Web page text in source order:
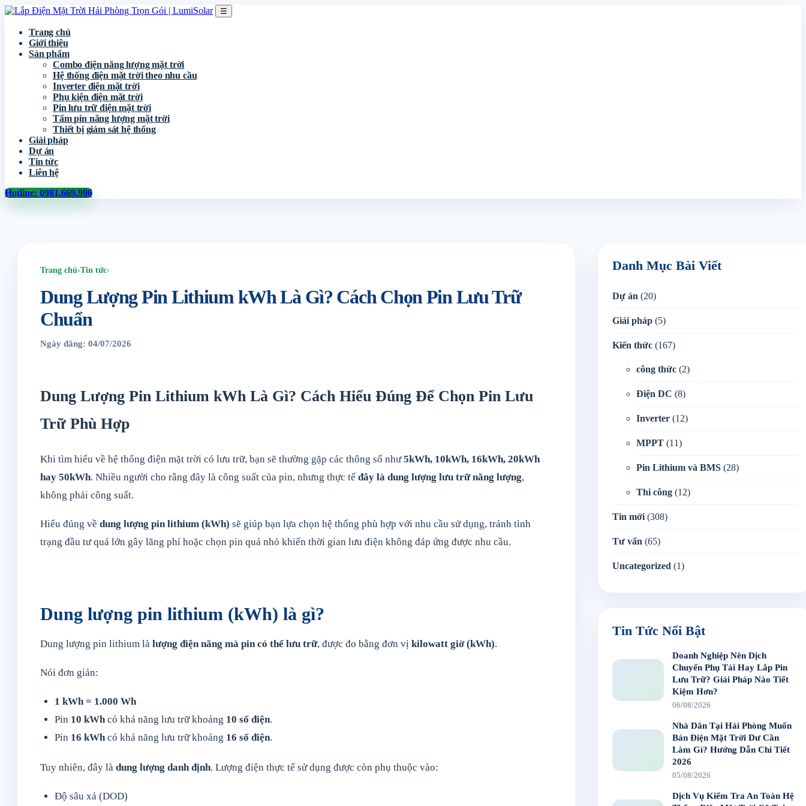
☰
Trang chủ
Giới thiệu
Sản phẩm
Combo điện năng lượng mặt trời
Hệ thống điện mặt trời theo nhu cầu
Inverter điện mặt trời
Phụ kiện điện mặt trời
Pin lưu trữ điện mặt trời
Tấm pin năng lượng mặt trời
Thiết bị giám sát hệ thống
Giải pháp
Dự án
Tin tức
Liên hệ
Hotline: 0981.669.996
Trang chủ›Tin tức›
Dung Lượng Pin Lithium kWh Là Gì? Cách Chọn Pin Lưu Trữ
Chuẩn
Ngày đăng: 04/07/2026
Dung Lượng Pin Lithium kWh Là Gì? Cách Hiểu Đúng Để Chọn Pin Lưu
Trữ Phù Hợp
Khi tìm hiểu về hệ thống điện mặt trời có lưu trữ, bạn sẽ thường gặp các thông số như5kWh, 10kWh, 16kWh, 20kWh
hay 50kWh. Nhiều người cho rằng đây là công suất của pin, nhưng thực tế đây là dung lượng lưu trữ năng lượng,
không phải công suất.
Hiểu đúng về dung lượng pin lithium (kWh) sẽ giúp bạn lựa chọn hệ thống phù hợp với nhu cầu sử dụng, tránh tình
trạng đầu tư quá lớn gây lãng phí hoặc chọn pin quá nhỏ khiến thời gian lưu điện không đáp ứng được nhu cầu.
Dung lượng pin lithium (kWh) là gì?
Dung lượng pin lithium là lượng điện năng mà pin có thể lưu trữ, được đo bằng đơn vị kilowatt giờ (kWh).
Nói đơn giản:
1 kWh = 1.000 Wh
Pin 10 kWhcó khả năng lưu trữ khoảng 10 số điện.
Pin 16 kWhcó khả năng lưu trữ khoảng 16 số điện.
Tuy nhiên, đây là dung lượng danh định. Lượng điện thực tế sử dụng được còn phụ thuộc vào:
Độ sâu xả (DOD)
Danh Mục Bài Viết
Dự án (20)
Giải pháp (5)
Kiến thức (167)
công thức (2)
Điện DC (8)
Inverter (12)
MPPT (11)
Pin Lithium và BMS (28)
Thi công (12)
Tin mới (308)
Tư vấn (65)
Uncategorized (1)
Tin Tức Nổi Bật
Doanh Nghiệp Nên Dịch
Chuyển Phụ Tải Hay Lắp Pin
Lưu Trữ? Giải Pháp Nào Tiết
Kiệm Hơn?
06/08/2026
Nhà Dân Tại Hải Phòng Muốn
Bán Điện Mặt Trời Dư Cần
Làm Gì? Hướng Dẫn Chi Tiết
2026
05/08/2026
Dịch Vụ Kiểm Tra An Toàn Hệ